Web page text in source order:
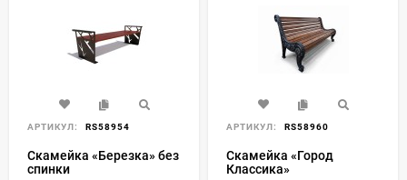
АРТИКУЛ: RS58954
Скамейка «Березка» без
спинки
АРТИКУЛ: RS58960
Скамейка «Город
Классика»